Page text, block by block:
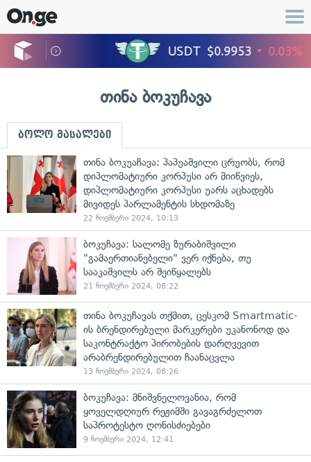
თინა ბოკუჩავა
ბოლო მასალები
თინა ბოკუაჩავა: პაპუაშვილი ცრუობს, რომ
დიპლომატიური კორპუსი არ მიიწვიეს,
დიპლომატიური კორპუსი უარს აცხადებს
მივიდეს პარლამენტის სხდომაზე
22 ნოემბერი 2024, 10:13
ბოკუჩავა: სალომე ზურაბიშვილი
"გამაერთიანებელი" ვერ იქნება, თუ
სააკაშვილს არ შეიწყალებს
21 ნოემბერი 2024, 08:22
თინა ბოკუჩავას თქმით, ცესკომ Smartmatic-
ის ბრენდირებული მარკერები უკანონოდ და
საკონტრაქტო პირობების დარღვევით
არაბრენდირებულით ჩაანაცვლა
13 ნოემბერი 2024, 08:26
ბოკუჩავა: მნიშვნელოვანია, რომ
ყოველდღიურ რეჟიმში გავაგრძელოთ
საპროტესტო ღონისძიებები
9 ნოემბერი 2024, 12:41